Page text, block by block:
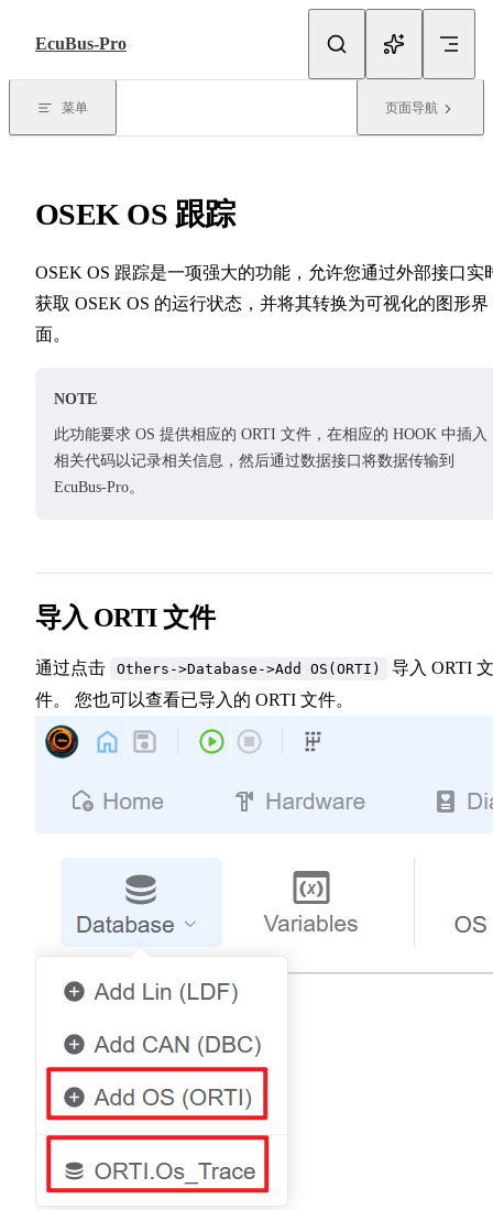
EcuBus-Pro
菜单 页面导航
OSEK OS 跟踪
OSEK OS 跟踪是一项强大的功能，允许您通过外部接口实
获取 OSEK OS 的运行状态，并将其转换为可视化的图形界
面。
NOTE
此功能要求 OS 提供相应的 ORTI 文件，在相应的 HOOK 中插入
相关代码以记录相关信息，然后通过数据接口将数据传输到
EcuBus-Pro。
导入 ORTI 文件
通过点击 Others->Database->Add OS(ORTI)
导入 ORTI 文
件。 您也可以查看已导入的 ORTI 文件。